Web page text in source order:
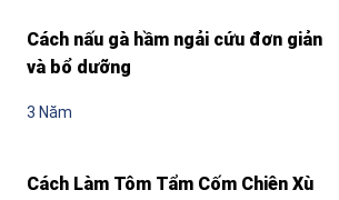
Cách nấu gà hầm ngải cứu đơn giản
và bổ dưỡng
3 Năm
Cách Làm Tôm Tẩm Cốm Chiên Xù